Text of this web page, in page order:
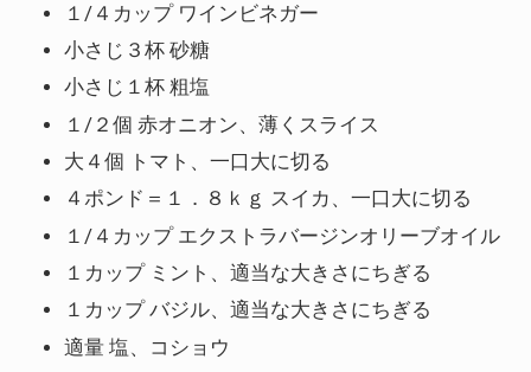
１/４カップ ワインビネガー
小さじ３杯 砂糖
小さじ１杯 粗塩
１/２個 赤オニオン、薄くスライス
大４個 トマト、一口大に切る
４ポンド＝１．８ｋｇ スイカ、一口大に切る
１/４カップ エクストラバージンオリーブオイル
１カップ ミント、適当な大きさにちぎる
１カップ バジル、適当な大きさにちぎる
適量 塩、コショウ